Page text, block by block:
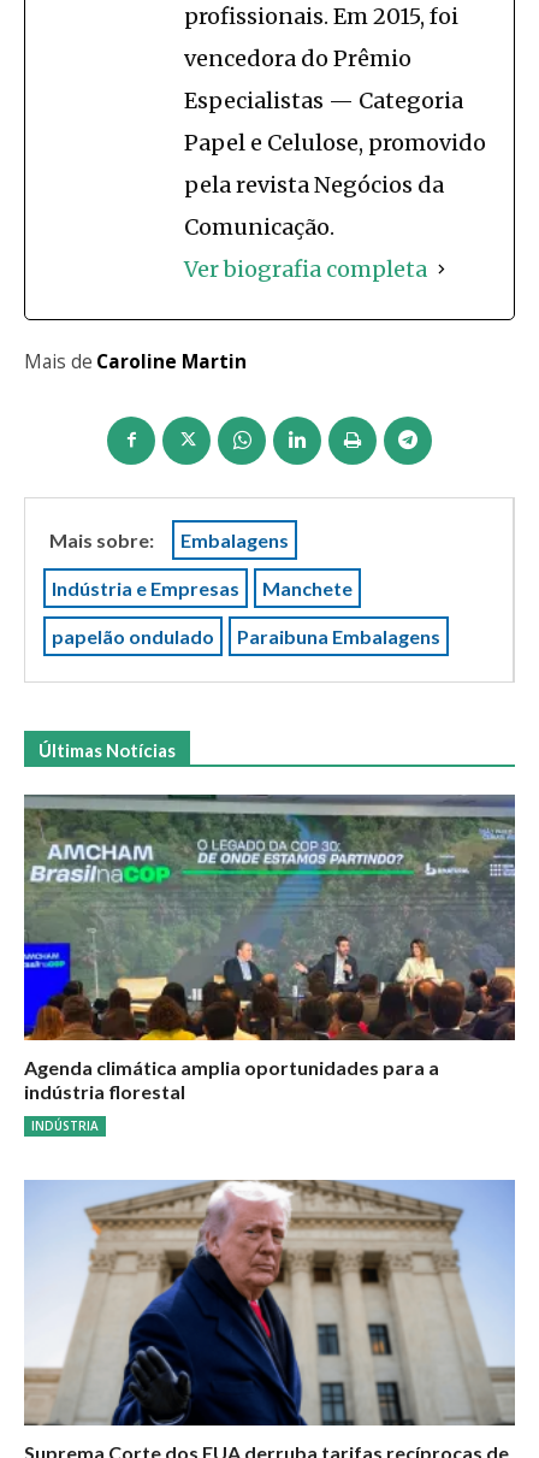
profissionais. Em 2015, foi
vencedora do Prêmio
Especialistas — Categoria
Papel e Celulose, promovido
pela revista Negócios da
Comunicação.
Ver biografia completa
Mais de Caroline Martin
Mais sobre: Embalagens
Indústria e Empresas Manchete
papelão ondulado Paraibuna Embalagens
Últimas Notícias
Agenda climática amplia oportunidades para a
indústria florestal
INDÚSTRIA
Suprema Corte dos EUA derruba tarifas recíprocas de